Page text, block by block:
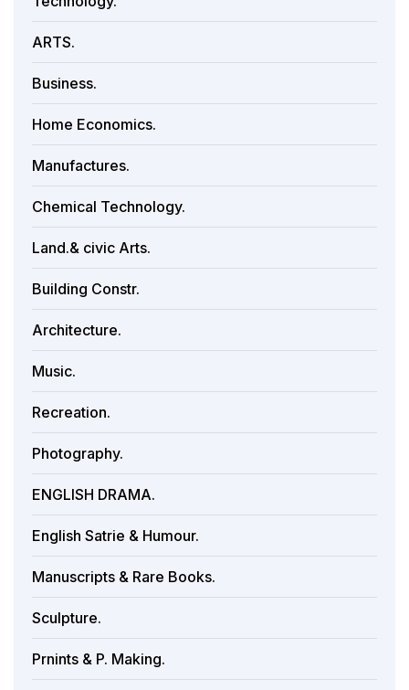
ARTS.
Business.
Home Economics.
Manufactures.
Chemical Technology.
Land.& civic Arts.
Building Constr.
Architecture.
Music.
Recreation.
Photography.
ENGLISH DRAMA.
English Satrie & Humour.
Manuscripts & Rare Books.
Sculpture.
Prnints & P. Making.